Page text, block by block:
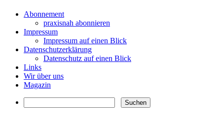
Abonnement
praxisnah abonnieren
Impressum
Impressum auf einen Blick
Datenschutzerklärung
Datenschutz auf einen Blick
Links
Wir über uns
Magazin